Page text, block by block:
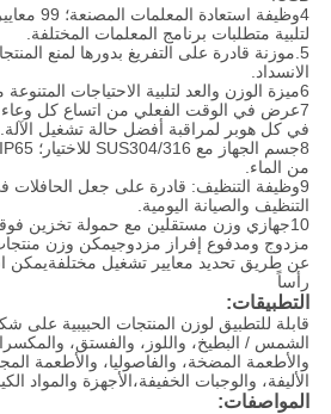
4وظيفة
لتلبية متطلبات برنامج المعلمات المختلفة.
5.موزنة قادرة على التفريغ بدورها لمنع
الانسداد.
6ميزة الوزن والعد لتلبية الاحتياجات المتنوعة من العملاء.
7عرض في الوقت الفعلي من اتساع كل وعاء
في كل هوبر لمراقبة أفضل حالة تشغيل الآلة.
من الماء.
9وظيفة التنظيف: قادرة على جعل الحافلات
التنظيف والصيانة اليومية.
10جهازي وزن مستقلين مع حمولة تخزين
مزدوج ومدفوع إفراز مزدوجيمكن وزن
رأساً
التطبيقات:
قابلة للتطبيق لوزن المنتجات الحبيبية
الشمس / البطيخ، واللوز، والفستق،
والأطعمة المضخة، والفاصوليا، والأطعمة
الأليفة، والوجبات الخفيفة،الأجهزة والمواد
المواصفات: